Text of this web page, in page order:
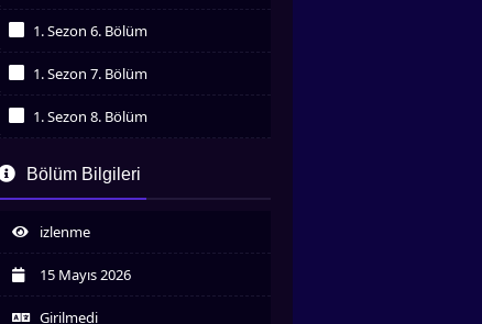
1. Sezon 6. Bölüm
1. Sezon 7. Bölüm
1. Sezon 8. Bölüm
İzledim
İzledim
1. Sezon 10. Bölüm
İzledim
İzledim
1. Sezon 12. Bölüm
Bölüm Bilgileri
izlenme
15 Mayıs 2026
Girilmedi